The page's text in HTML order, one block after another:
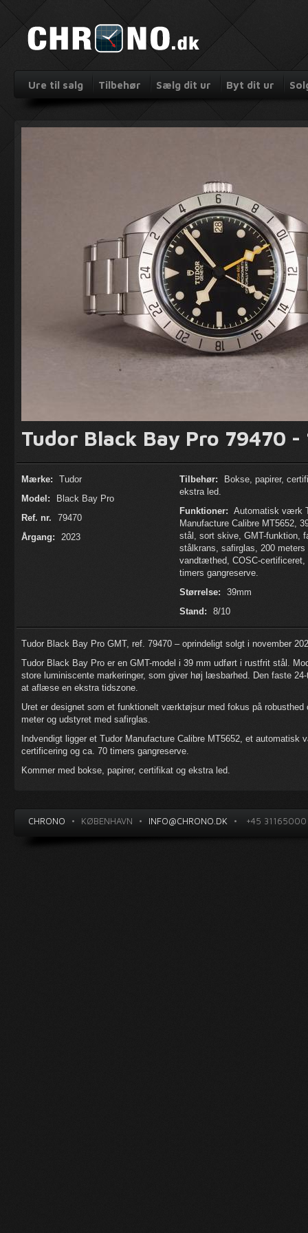
Ure til salg Tilbehør Sælg dit ur Byt dit ur
Tudor Black Bay Pro 79470 -
Mærke:
Tudor
Model:
Black Bay Pro
Ref. nr.
79470
Årgang:
2023
Tilbehør:
Bokse, papirer,
ekstra led.
Funktioner: Automatisk værk
Manufacture Calibre MT5652,
stål, sort skive, GMT-funktion,
stålkrans, safirglas, 200 meters
vandtæthed, COSC-certificeret,
timers gangreserve.
Størrelse:
39mm
Stand:
8/10
Tudor Black Bay Pro GMT, ref. 79470 – oprindeligt solgt i november
Tudor Black Bay Pro er en GMT-model i 39 mm udført i rustfrit stål.
store luminiscente markeringer, som giver høj læsbarhed. Den faste
at aflæse en ekstra tidszone.
Uret er designet som et funktionelt værktøjsur med fokus på
meter og udstyret med safirglas.
Indvendigt ligger et Tudor Manufacture Calibre MT5652, et
certificering og ca. 70 timers gangreserve.
Kommer med bokse, papirer, certifikat og ekstra led.
CHRONO • KØBENHAVN • INFO@CHRONO.DK • +45 31165000